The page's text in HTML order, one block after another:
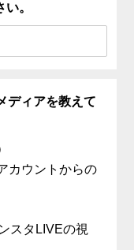
。
ディアを教えて
カウントからの
スタLIVEの視